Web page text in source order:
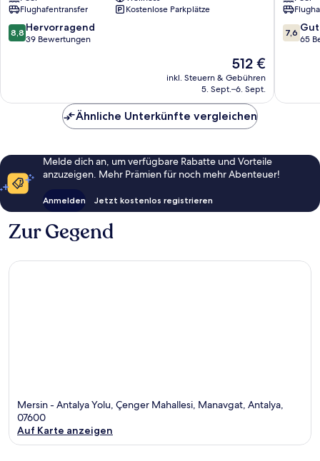
Manavgat
Flughafentransfer
Kostenlose Parkplätze
8.8
von
8,8 Hervorragend
39 Bewertungen
Der
Preis
beträgt
512 €
inkl. Steuern & Gebühren
5. Sept.–6. Sept.
7.6
von
7,6 Gut
65
Ähnliche Unterkünfte vergleichen
Melde dich an, um verfügbare Rabatte und Vorteile
anzuzeigen. Mehr Prämien für noch mehr Abenteuer!
Anmelden Jetzt kostenlos registrieren
Zur Gegend
Mersin - Antalya Yolu, Çenger Mahallesi, Manavgat, Antalya,
07600
Auf Karte anzeigen